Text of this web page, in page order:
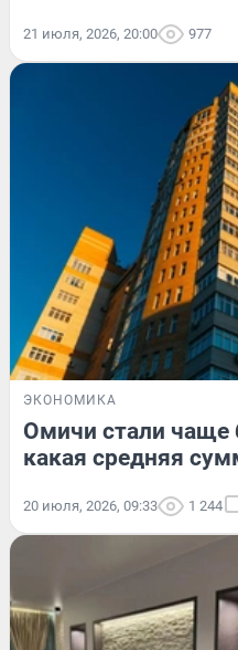
21 июля, 2026, 20:00 977
ЭКОНОМИКА
Омичи стали чаще
какая средняя
20 июля, 2026, 09:33 1 244